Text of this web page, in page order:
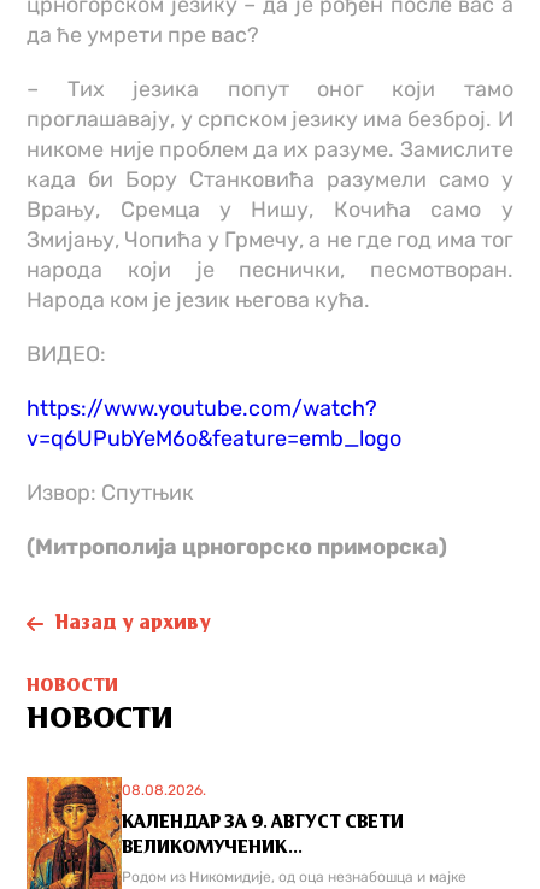
да ће умрети пре вас?
– Тих језика попут оног који тамо
проглашавају, у српском језику има безброј. И
никоме није проблем да их разуме. Замислите
када би Бору Станковића разумели само у
Врању, Сремца у Нишу, Кочића само у
Змијању, Чопића у Грмечу, а не где год има тог
народа који је песнички, песмотворан.
Народа ком је језик његова кућа.
ВИДЕО:
https://www.youtube.com/watch?
v=q6UPubYeM6o&feature=emb_logo
Извор: Спутњик
(Митрополија црногорско приморска)
Назад у архиву
НОВОСТИ
НОВОСТИ
08.08.2026.
КАЛЕНДАР ЗА 9. АВГУСТ СВЕТИ
ВЕЛИКОМУЧЕНИК...
Родом из Никомидије, од оца незнабошца и мајке